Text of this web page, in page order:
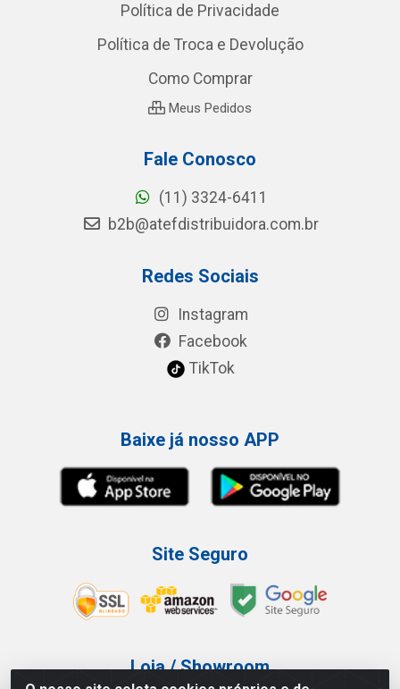
Política de Privacidade
Política de Troca e Devolução
Como Comprar
Meus Pedidos
Fale Conosco
(11) 3324-6411
b2b@atefdistribuidora.com.br
Redes Sociais
Instagram
Facebook
TikTok
Baixe já nosso APP
Site Seguro
Loja / Showroom